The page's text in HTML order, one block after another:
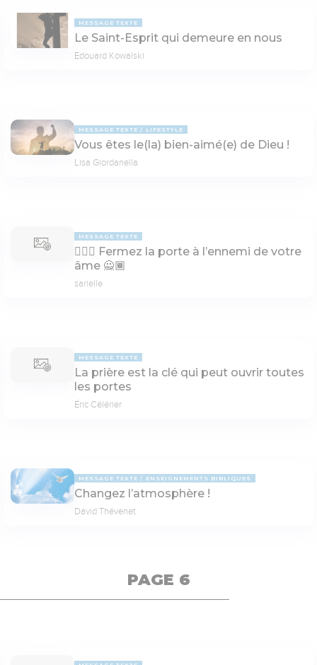
MESSAGE TEXTE
Le Saint-Esprit qui demeure en nous
Edouard Kowalski
MESSAGE TEXTE LIFESTYLE
Vous êtes le(la) bien-aimé(e) de Dieu !
Lisa Giordanella
MESSAGE TEXTE
🙅🏾‍♀️ Fermez la porte à l’ennemi de votre
âme 🙅🏾
sarielle
MESSAGE TEXTE
La prière est la clé qui peut ouvrir toutes
les portes
Éric Célérier
MESSAGE TEXTE ENSEIGNEMENTS BIBLIQUES
Changez l’atmosphère !
David Thévenet
PAGE 6